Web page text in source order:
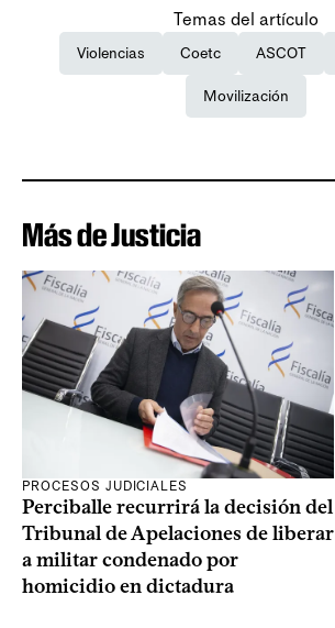
Temas del artículo
Violencias Coetc ASCOT
Movilización
Más de Justicia
PROCESOS JUDICIALES
Perciballe recurrirá la decisión del
Tribunal de Apelaciones de liberar
a militar condenado por
homicidio en dictadura